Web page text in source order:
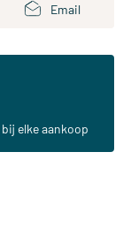
Email
bij elke aankoop